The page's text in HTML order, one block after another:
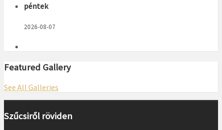
péntek
2026-08-07
Featured Gallery
See All Galleries
Szűcsiről röviden